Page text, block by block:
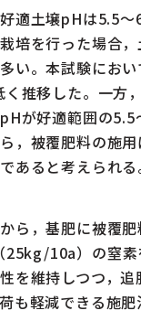
適土壌pHは5.5～
培を行った場合
い。本試験にお
推移した。一方
が好適範囲の5.5
，被覆肥料の施
あると考えられる
ら，基肥に被覆
25kg/10a）の窒素
を維持しつつ，
も軽減できる施肥